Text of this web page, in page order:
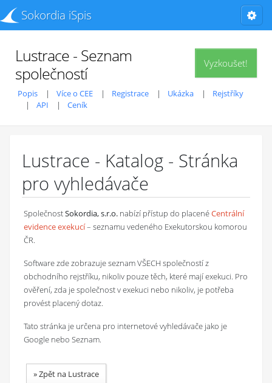
Sokordia iSpis
Vyzkoušet!
Lustrace - Seznam
společností
Popis Více o CEE Registrace Ukázka
Rejstříky
API
Ceník
Lustrace - Katalog - Stránka
pro vyhledávače
SpolečnostSokordia, s.r.o. nabízí přístup do placenéCentrální
evidence exekucí– seznamu vedeného Exekutorskou komorou
ČR.
Software zde zobrazuje seznam VŠECH společností z
obchodního rejstříku, nikoliv pouze těch, které mají exekuci. Pro
ověření, zda je společnost v exekuci nebo nikoliv, je potřeba
provést placený dotaz.
Tato stránka je určena pro internetové vyhledávače jako je
Google nebo Seznam.
»Zpět na Lustrace